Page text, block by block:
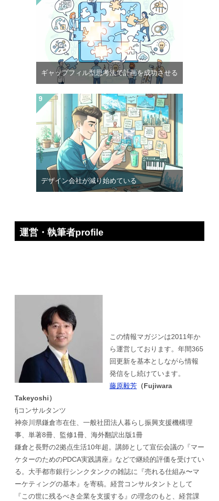
ギャップフィル型思考法で計画を成功させる
デザイン会社が減り始めている
運営・執筆者profile
この情報マガジンは2011年か
ら運営しております。年間365
回更新を基本としながら情報
発信をし続けています。
藤原毅芳 （Fujiwara
Takeyoshi）
fjコンサルタンツ
神奈川県鎌倉市在住、一般社団法人暮らし振興支援機構理
事、単著8冊、監修1冊、海外翻訳出版1冊
鎌倉と長野の2拠点生活10年超。講師として宣伝会議の『マー
ケターのためのPDCA実践講座』などで継続的評価を受けてい
る。大手都市銀行シンクタンクの雑誌に『売れる仕組み〜マ
ーケティングの基本』を寄稿。経営コンサルタントとして
『この世に残るべき企業を支援する』の理念のもと、経営課